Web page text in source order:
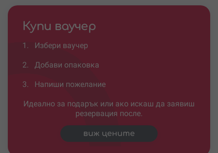
Купи ваучер
1. Избери ваучер
2. Добави опаковка
3. Напиши пожелание
Идеално за подарък или ако искаш да заявиш
резервация после.
виж цените